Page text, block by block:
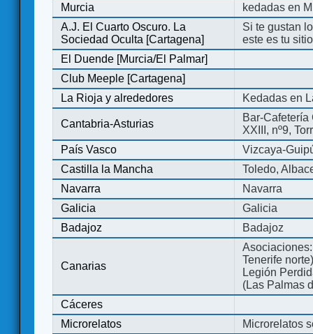
Murcia
kedadas en
A.J. El Cuarto Oscuro. La
Sociedad Oculta [Cartagena]
Si te gustan
este es tu
El Duende [Murcia/El Palmar]
Club Meeple [Cartagena]
La Rioja y alrededores
Kedadas en
Cantabria-Asturias
Bar-
XXIII, nº9,
País Vasco
Vizcaya-
Castilla la Mancha
Toledo,
Navarra
Navarra
Galicia
Galicia
Badajoz
Badajoz
Canarias
Tenerife
Legión
(Las Palmas
Cáceres
Microrelatos
Microrelatos